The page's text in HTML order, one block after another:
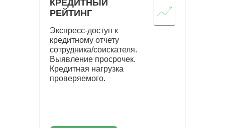
Экспресс-доступ к
кредитному отчету
сотрудника/соискателя.
Выявление просрочек.
Кредитная нагрузка
проверяемого.
КРЕДИТНЫЙ
РЕЙТИНГ